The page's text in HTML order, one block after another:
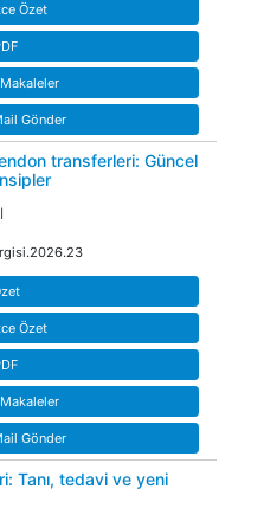
Özet
Gönder
transferleri: Güncel
Özet
Gönder
Tanı, tedavi ve yeni